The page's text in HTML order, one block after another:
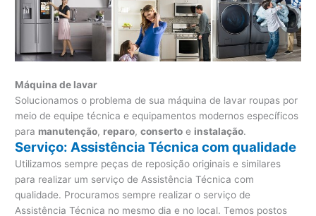
Máquina de lavar
Solucionamos o problema de sua máquina de lavar roupas por
meio de equipe técnica e equipamentos modernos específicos
para manutenção, reparo,conserto e instalação.
Serviço: Assistência Técnica com qualidade
Utilizamos sempre peças de reposição originais e similares
para realizar um serviço de Assistência Técnica com
qualidade. Procuramos sempre realizar o serviço de
Assistência Técnica no mesmo dia e no local. Temos postos